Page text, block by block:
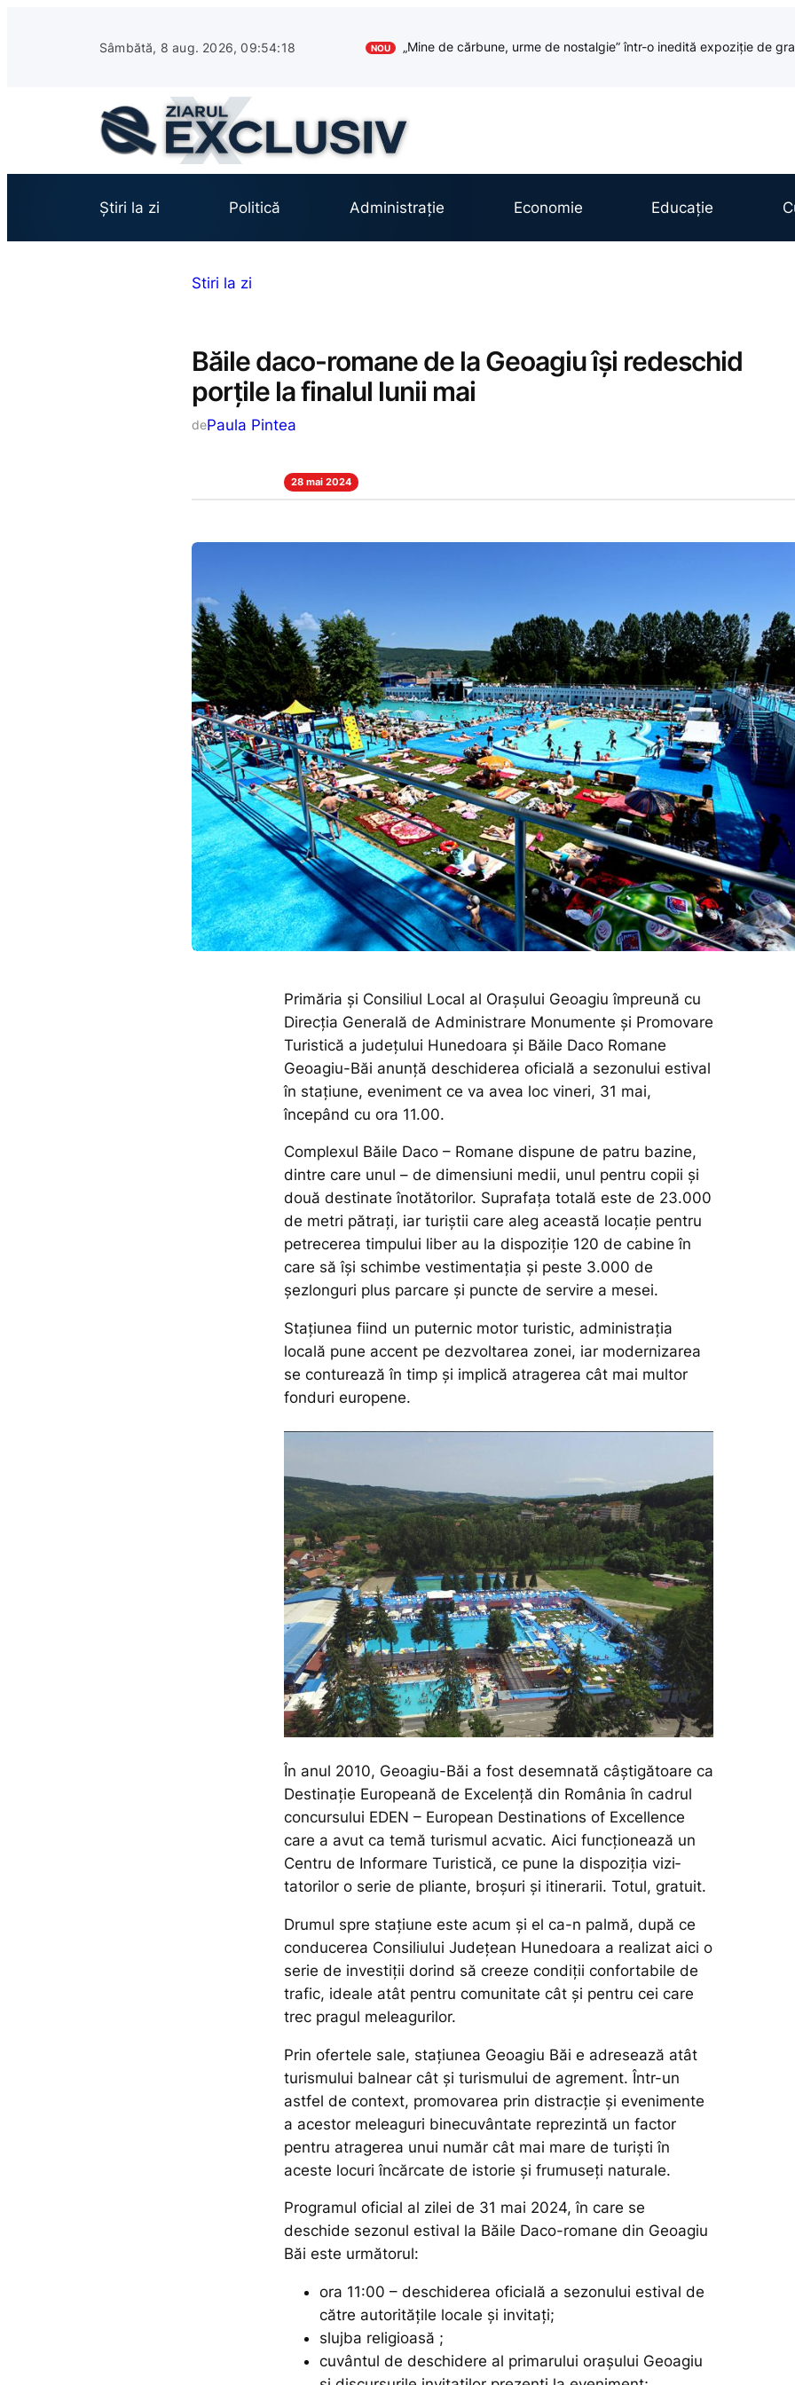
Sâmbătă, 8 aug. 2026, 09:54:19 NOU „Mine de cărbune, urme de nostalgie” într-o inedită expoziție de
Știri la zi Politică Administrație Economie Educație
Stiri la zi
Băile daco-romane de la Geoagiu își redeschid
porțile la finalul lunii mai
dePaula Pintea
28 mai 2024
Primăria și Consiliul Local al Ora­șu­lui Geoagiu împreună cu
Direcția Generală de Administrare Mo­nu­men­te și Promovare
Turistică a județului Hunedoara și Băile Daco Romane
Geoagiu-Băi anunță deschiderea ofi­cială a sezonului estival
în stațiune, eve­niment ce va avea loc vineri, 31 mai,
începând cu ora 11.00.
Complexul Băile Daco – Romane dis­pune de patru bazine,
dintre care unul – de dimen­siuni medii, unul pentru copii și
două destinate înotătorilor. Suprafața totală este de 23.000
de metri pătrați, iar turiștii care aleg a­ceastă locație pen­tru
petrecerea tim­pului liber au la dis­poziție 120 de cabine în
care să își schimbe vestimentația și pes­te 3.000 de
șezlonguri plus parcare și puncte de servire a mesei.
Staţiunea fiind un puternic motor turistic, ad­mi­nis­traţia
locală pune accent pe dez­vol­ta­rea zonei, iar modernizarea
se con­tu­rează în timp şi implică atragerea cât mai multor
fonduri europene.
În anul 2010, Geoagiu-Băi a fost desemnată câștigătoare ca
Destinație Europeană de Excelență din România în cadrul
concursului EDEN – European Destinations of Excellence
care a avut ca temă turismul acvatic. Aici funcționează un
Centru de In­for­mare Turistică, ce pune la dispoziţia vi­zi­
tatorilor o serie de pliante, broşuri şi itinerarii. Totul, gratuit.
Drumul spre sta­­țiune este acum și el ca-n palmă, după ce
conducerea Con­si­liu­lui Județean Hunedoara a realizat aici o
serie de investiții do­rind să cre­eze condiții confortabile de
trafic, ide­ale atât pentru comunitate cât și pen­tru cei care
trec pragul me­lea­gu­rilor.
Prin ofertele sale, stațiunea Geoagiu Băi e adresează atât
turismului bal­ne­ar cât și turismului de agrement. Într-un
astfel de context, promovarea prin dis­tracție și evenimente
a acestor me­lea­guri binecuvântate reprezintă un factor
pentru atragerea unui număr cât mai mare de turiști în
aceste locuri în­căr­cate de istorie și frumuseți naturale.
Programul oficial al zilei de 31 mai 2024, în care se
deschide sezonul estival la Băile Daco-romane din Geoagiu
Băi este următorul:
ora 11:00 – deschiderea oficială a sezonului estival de
către autoritățile locale și invitați;
slujba religioasă ;
cuvântul de deschidere al primarului oraşului Geoagiu